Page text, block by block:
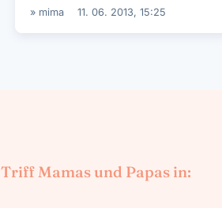
» mima 11. 06. 2013, 15:25
Triff Mamas und Papas in: